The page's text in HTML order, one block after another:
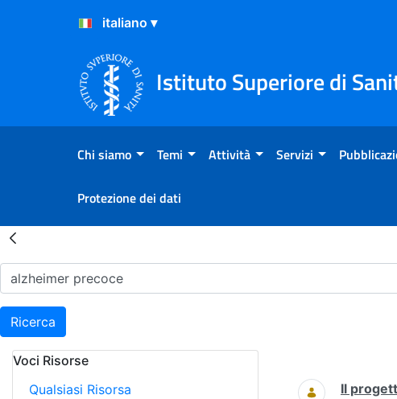
Salta al Contenuto
Salta al Footer
Istituto Superiore di
Chi siamo Temi Attività Servizi
Protezione dei dati
Risultati della Ricerca - Home
Ricerca
Voci Risorse
Qualsiasi Risorsa
Ricerca
Il